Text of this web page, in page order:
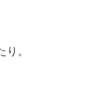
。